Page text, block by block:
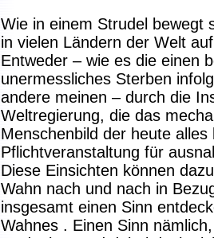
Wie in einem Strudel bewegt
in vielen Ländern der Welt
Entweder – wie es die einen
unermessliches Sterben
andere meinen – durch die
Weltregierung, die das
Menschenbild der heute alles
Pflichtveranstaltung für
Diese Einsichten können
Wahn nach und nach in
insgesamt einen Sinn
Wahnes . Einen Sinn